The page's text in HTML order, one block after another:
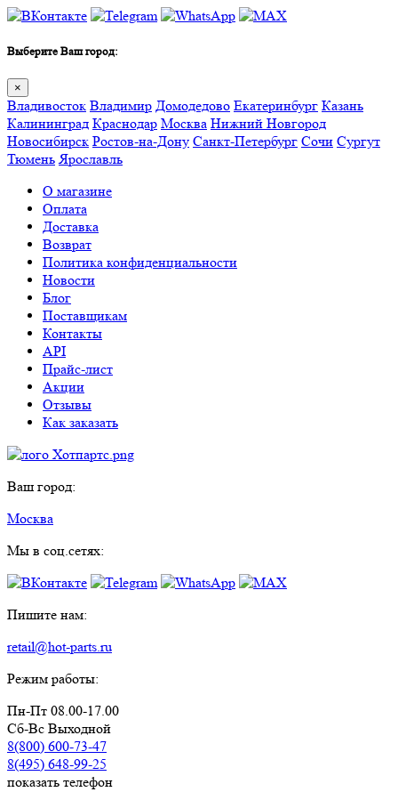
Выберите Ваш город:
×
Владивосток Владимир Домодедово Екатеринбург Казань
Калининград Краснодар Москва Нижний Новгород
Новосибирск Ростов-на-Дону Санкт-Петербург Сочи Сургут
Тюмень Ярославль
О магазине
Оплата
Доставка
Возврат
Политика конфиденциальности
Новости
Блог
Поставщикам
Контакты
API
Прайс-лист
Акции
Отзывы
Как заказать
Ваш город:
Москва
Мы в соц.сетях:
Пишите нам:
retail@hot-parts.ru
Режим работы:
Пн-Пт 08.00-17.00
Сб-Вс Выходной
8(800) 600-73-47
8(495) 648-99-25
показать телефон